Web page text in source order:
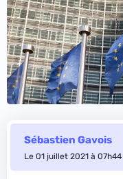
Sébastien Gavois
Le 01 juillet 2021 à 07h44